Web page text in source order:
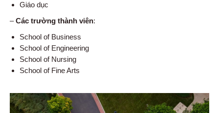
Giáo dục
–Các trường thành viên:
School of Business
School of Engineering
School of Nursing
School of Fine Arts